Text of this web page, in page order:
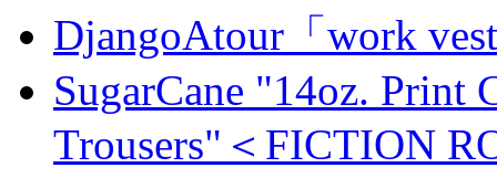
DjangoAtour「work
SugarCane "14oz. Print
Trousers"＜FICTION